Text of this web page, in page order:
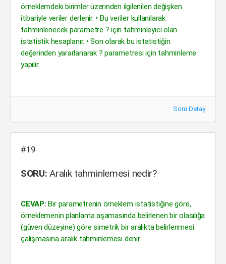
örneklemdeki birimler üzerinden ilgilenilen değişken
itibariyle veriler derlenir. • Bu veriler kullanılarak
tahminlenecek parametre ? için tahminleyici olan
istatistik hesaplanır. • Son olarak bu istatistiğin
değerinden yararlanarak ? parametresi için tahminleme
yapılır.
Soru Detay
#19
SORU: Aralık tahminlemesi nedir?
CEVAP: Bir parametrenin örneklem istatistiğine göre,
örneklemenin planlama aşamasında belirlenen bir olasılığa
(güven düzeyine) göre simetrik bir aralıkta belirlenmesi
çalışmasına aralık tahminlemesi denir.